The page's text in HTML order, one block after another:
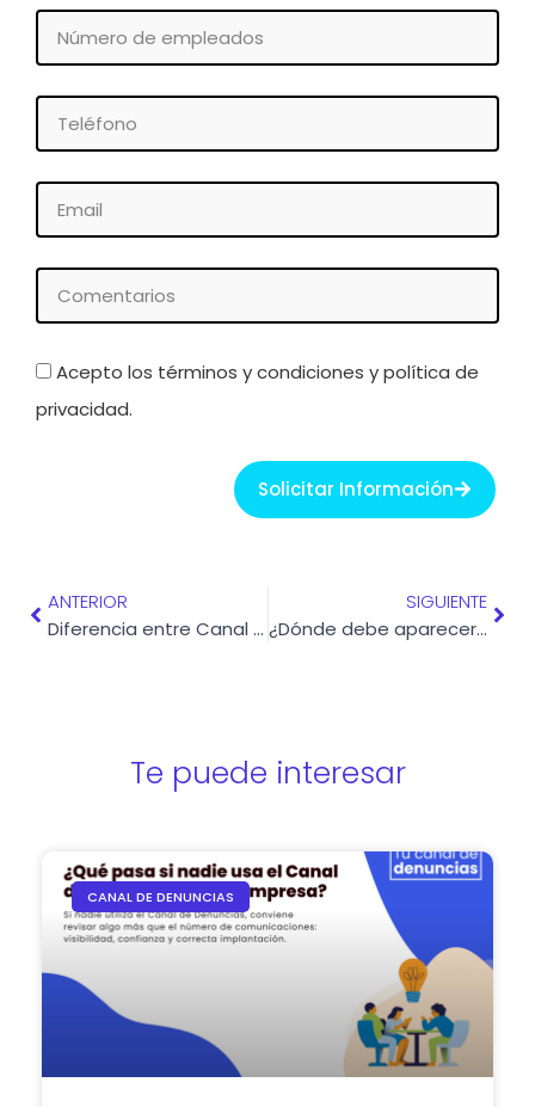
la
empresa
Número
de
empleados
Teléfono
Email
Comentarios
Acepto los términos y condiciones y política de
privacidad.
Solicitar Información
ANTERIOR
Diferencia entre Canal de Denuncias y Sistema Interno de Información
SIGUIENTE
¿Dónde debe aparecer el Canal de Denuncias en la web de mi empresa?
Te puede interesar
CANAL DE DENUNCIAS